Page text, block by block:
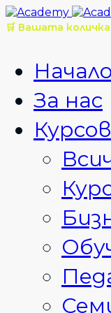
🛒 Вашата количка
Начало
За нас